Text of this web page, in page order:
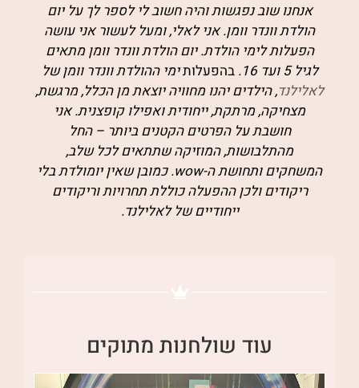
אנחנו שוב נפגשות והיה חשוב לי לספר לך על יום
הולדת וונדר וומן. אני לאלי, ומעל לעשור אני עושה
הפעלות לימי הולדת. יום הולדת וונדר וומן מתאים
לגיל 5 ועד 16.
בהפעלותימי ההולדת וונדר וומן של
לאלילנד, הילדים יהנו מחוויה יוצאת מן הכלל, מרגשת,
מצחיקה, מרתקת, ייחודית ואפילו קופצנית. אני
חושבת על הפרטים הקטנים ביותר – החל
מהתלבושות, המוזיקה שתתאים לכל שלב,
המשחקים ותחושת ה-wow.
כמובן שאין יומולדת בלי
ריקודים ולכן ההפעלה כוללת תחרויות וריקודים
ייחודיים של לאלילנד.
עוד שולחנות מתוקים